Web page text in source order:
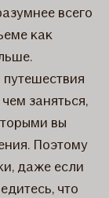
всего
как
заняться,
вы
Поэтому
даже если
что